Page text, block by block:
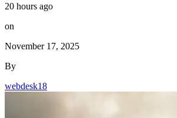
20 hours ago
on
November 17, 2025
By
webdesk18